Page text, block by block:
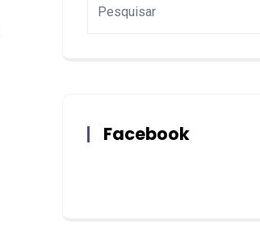
Facebook